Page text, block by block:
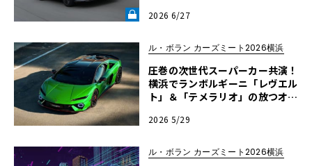
2026 6/27
ル・ボラン カーズミート2026横浜
圧巻の次世代スーパーカー共演！
横浜でランボルギーニ「レヴエル
ト」＆「テメラリオ」の放つオー
ーズミート2026横浜】
2026 5/29
ル・ボラン カーズミート2026横浜